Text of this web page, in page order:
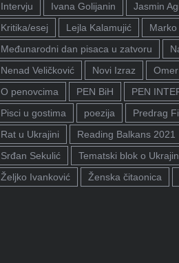
Intervju
Ivana Golijanin Jasmin
Kritika/esej
Lejla Kalamujić Marko
Međunarodni dan pisaca u zatvoru
Nenad Veličković
Novi Izraz
O penovcima
PEN BiH
PEN
Pisci u gostima
poezija Predrag
Rat u Ukrajini
Reading Balkans 2021
Srđan Sekulić
Tematski blok o
Željko Ivanković
Ženska čitaonica